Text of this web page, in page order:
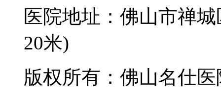
医院地址：佛山市禅
20米)
版权所有：佛山名仕